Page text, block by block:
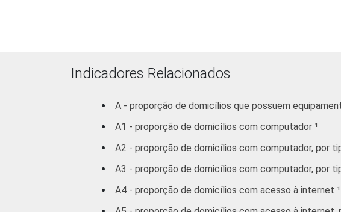
2
Base: 61,3 milhões de domicílios. Dados coletados
Veja a tabela com as margens de erros para este
Indicadores Relacionados
A - proporção de domicílios que possuem
A1 - proporção de domicílios com computador ¹
A2 - proporção de domicílios com computador, por
A3 - proporção de domicílios com computador, por
A4 - proporção de domicílios com acesso à internet ¹